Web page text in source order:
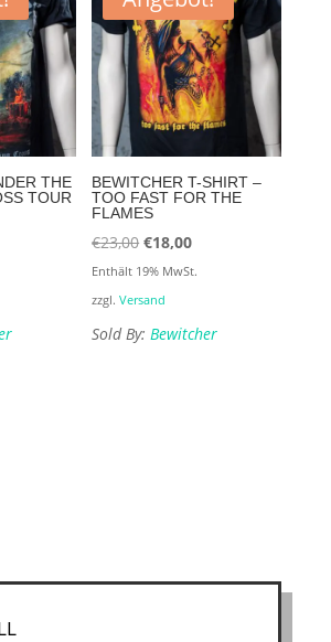
THE
TOUR
BEWITCHER T-SHIRT –
TOO FAST FOR THE
FLAMES
€23,00 Ursprünglicher
Preis
war:
€23,00
€18,00Aktueller
Preis
€18,00.
Enthält 19% MwSt.
zzgl.Versand
Sold By:Bewitcher